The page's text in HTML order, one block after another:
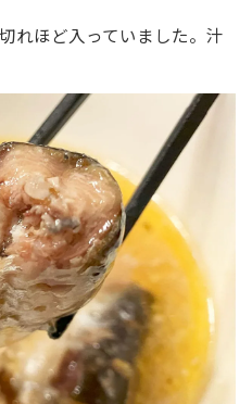
れほど入っていました。汁